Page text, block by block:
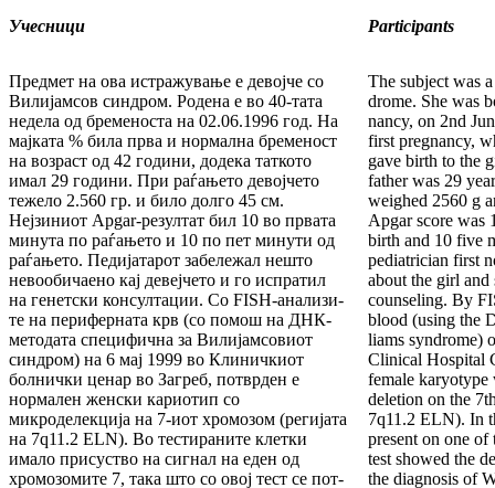
Учесници Participants
Предмет на ова истражување е девојче со
Ви­ли­јамсов синдром. Родена е во 40-тата
недела од бременоста на 02.06.1996 год. На
мајката % била прва и нормална бременост
на возраст од 42 години, додека таткото
имал 29 години. При раѓањето девојчето
тежело 2.560 гр. и би­ло долго 45 см.
Нејзиниот Apgar-резултат бил 10 во првата
минута по раѓањето и 10 по пет минути од
раѓањето. Педијатарот забележал нешто
невообичаено кај девејчето и го испра­тил
на генетски консултации. Со FISH-анали­зи­
те на периферната крв (со помош на ДНК-
методата специфична за Вилијамсовиот
син­дром) на 6 мај 1999 во Клиничкиот
болнички ценар во Загреб, потврден е
нормален женски кариотип со
микроделекција на 7-иот хро­мо­зом (регијата
на 7q11.2 ELN). Во тестира­ни­те клетки
имало присуство на сигнал на еден од
хромозомите 7, така што со овој тест се пот­
The subject was
drome. She was
nancy, on 2nd
first pregnancy,
gave birth to the
father was 29
weighed 2560 g
Apgar score was
birth and 10 five
pediatrician first
about the girl and
counseling. By
blood (using the
liams syndrome)
Clinical Hospital
female
deletion on the
7q11.2 ELN). In
present on one of
test showed the
the diagnosis of